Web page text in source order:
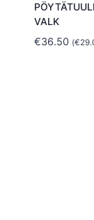
VALK
€36.50 (€